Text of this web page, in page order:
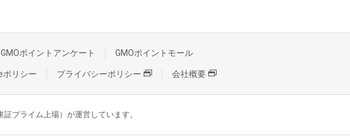
GMOポイントアンケート GMOポイントモール
ポリシー プライバシーポリシー 会社概要
プライム上場）が運営しています。